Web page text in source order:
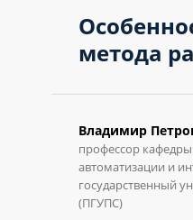
метода
Владимир
профессор
автоматизации и
государственный
(ПГУПС)